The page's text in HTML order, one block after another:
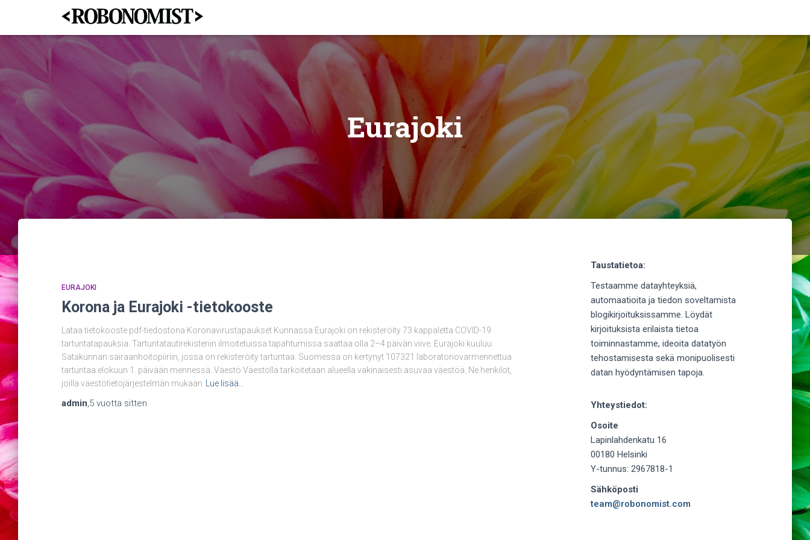
Eurajoki
EURAJOKI
Korona ja Eurajoki -tietokooste
Lataa tietokooste pdf-tiedostona Koronavirustapaukset Kunnassa Eurajoki on rekisteröity 73 kappaletta COVID-19
tartuntatapauksia. Tartuntatautirekisteriin ilmoitetuissa tapahtumissa saattaa olla 2–4 päivän viive. Eurajoki kuuluu
Satakunnan sairaanhoitopiiriin, jossa on rekisteröity tartuntaa. Suomessa on kertynyt 107321 laboratoriovarmennettua
tartuntaa elokuun 1. päivään mennessä. Väestö Väestöllä tarkoitetaan alueella vakinaisesti asuvaa väestöä. Ne henkilöt,
joilla väestötietojärjestelmän mukaan
Lue lisää…
admin,5 vuotta sitten
Taustatietoa:
Testaamme datayhteyksiä,
automaatioita ja tiedon soveltamista
blogikirjoituksissamme. Löydät
kirjoituksista erilaista tietoa
toiminnastamme, ideoita datatyön
tehostamisesta sekä monipuolisesti
datan hyödyntämisen tapoja.
Yhteystiedot:
Osoite
Lapinlahdenkatu 16
00180 Helsinki
Y-tunnus: 2967818-1
Sähköposti
team@robonomist.com